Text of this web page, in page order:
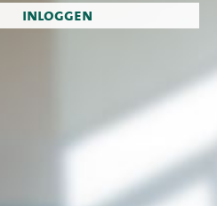
inloggen